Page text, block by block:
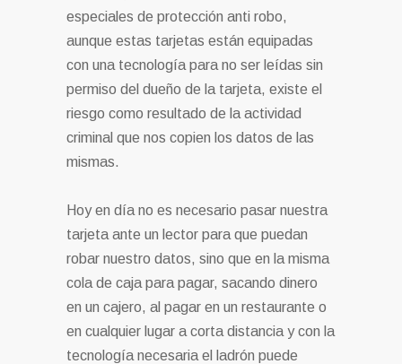
especiales de protección anti robo,
aunque estas tarjetas están equipadas
con una tecnología para no ser leídas sin
permiso del dueño de la tarjeta, existe el
riesgo como resultado de la actividad
criminal que nos copien los datos de las
mismas.
Hoy en día no es necesario pasar nuestra
tarjeta ante un lector para que puedan
robar nuestro datos, sino que en la misma
cola de caja para pagar, sacando dinero
en un cajero, al pagar en un restaurante o
en cualquier lugar a corta distancia y con la
tecnología necesaria el ladrón puede